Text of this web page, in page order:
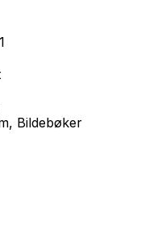
Bildebøker